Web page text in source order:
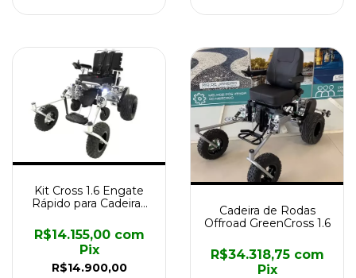
Kit Cross 1.6 Engate
Rápido para Cadeiras
R$14.900,00
R$14.155,00 com
Pix
Cadeira de Rodas
Offroad GreenCross 1.6
R$34.318,75 com
Pix